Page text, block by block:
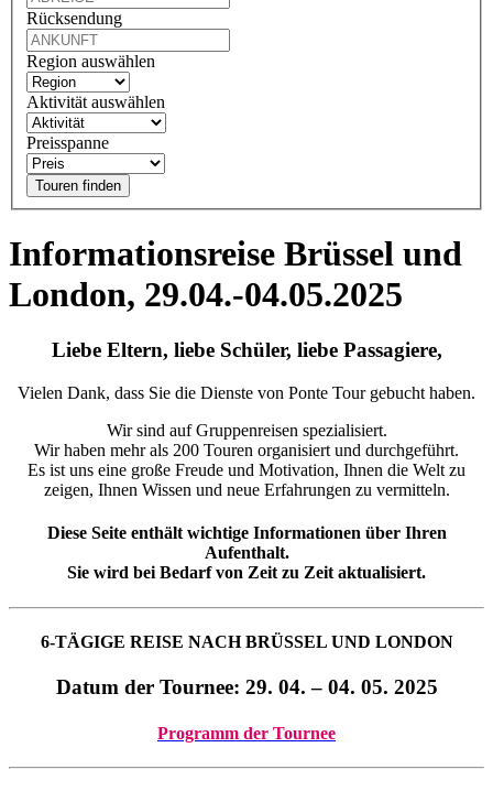
Rücksendung
Region auswählen
Aktivität auswählen
Preisspanne
Touren finden
Informationsreise Brüssel und
London, 29.04.-04.05.2025
Liebe Eltern, liebe Schüler, liebe Passagiere,
Vielen Dank, dass Sie die Dienste von Ponte Tour gebucht haben.
Wir sind auf Gruppenreisen spezialisiert.
Wir haben mehr als 200 Touren organisiert und durchgeführt.
Es ist uns eine große Freude und Motivation, Ihnen die Welt zu
zeigen, Ihnen Wissen und neue Erfahrungen zu vermitteln.
Diese Seite enthält wichtige Informationen über Ihren
Aufenthalt.
Sie wird bei Bedarf von Zeit zu Zeit aktualisiert.
6-TÄGIGE REISE NACH BRÜSSEL UND LONDON
Datum der Tournee: 29. 04. – 04. 05. 2025
Programm der Tournee